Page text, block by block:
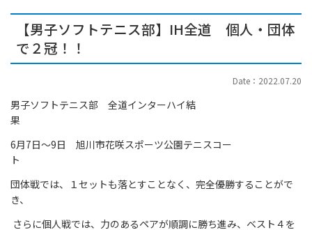
【男子ソフトテニス部】IH全道 個人・団体
で２冠！！
Date：2022.07.20
男子ソフトテニス部 全道インターハイ結
果
6月7日～9日 旭川市花咲スポーツ公園テニスコー
ト
団体戦では、１セットも落とすことなく、完全優勝することがで
き、
さらに個人戦では、力のあるペアが順調に勝ち進み、ベスト４を